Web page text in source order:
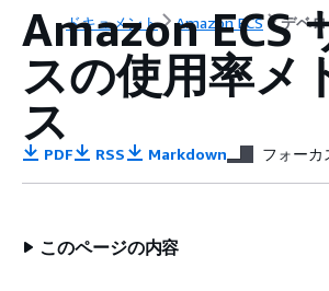
ドキュメント Amazon ECS デベ
Amazon ECS
スの使用率メ
ス
PDF RSS Markdown フォーカ
このページの内容